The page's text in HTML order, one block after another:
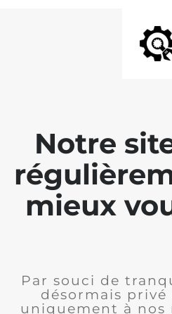
Notre
mieux
Par souci de
désormais privé
uniquement à nos